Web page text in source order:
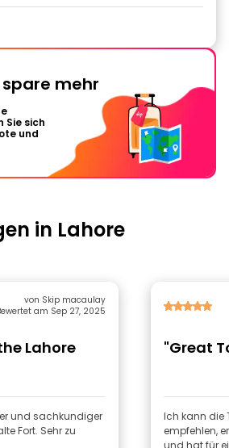
spare mehr
Sie sich
und
in Lahore
von Skip macaulay
am Sep 27, 2025
Lahore
und sachkundiger
Sehr zu
"Great
Ich kann die
empfehlen,
und hat für